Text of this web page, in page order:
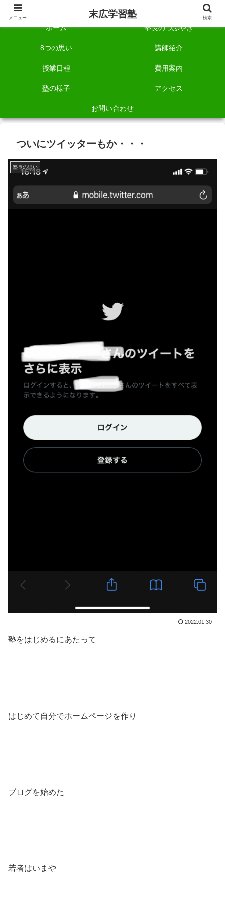
自称「一宮でいちばん塾で勉強させる塾」です。
ホーム 塾長のつぶやき
8つの思い 講師紹介
授業日程 費用案内
塾の様子 アクセス
お問い合わせ
ついにツイッターもか・・・
塾長の思い
2022.01.30
塾をはじめるにあたって
はじめて自分でホームページを作り
ブログを始めた
若者はいまや
メニュー 末広学習塾 検索